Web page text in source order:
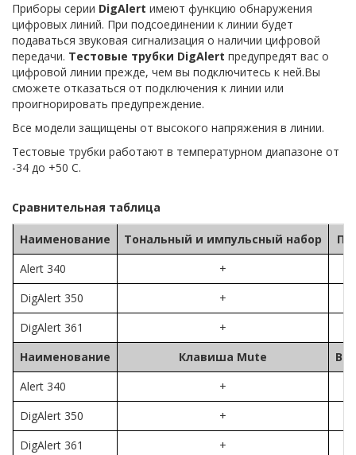
Приборы серии DigAlert имеют функцию обнаружения
цифровых линий. При подсоединении к линии будет
подаваться звуковая сигнализация о наличии цифровой
передачи. Тестовые трубки DigAlert предупредят вас о
цифровой линии прежде, чем вы подключитесь к ней.Вы
сможете отказаться от подключения к линии или
проигнорировать предупреждение.
Все модели защищены от высокого напряжения в линии.
Тестовые трубки работают в температурном диапазоне от
-34 до +50 С.
Сравнительная таблица
Наименование Тональный и импульсный набор
Alert 340
+
DigAlert 350
+
DigAlert 361
+
Наименование
Клавиша Mute
Alert 340
+
DigAlert 350
+
DigAlert 361
+